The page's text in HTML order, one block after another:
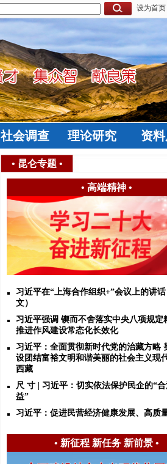
设为首页
社会调查 理论研究 资
• 昆仑专题 •
• 高端精神•
习近平在“上海合作组织+”会议上的讲
文）
习近平强调 锲而不舍落实中央八项规定
推进作风建设常态化长效化
习近平：全面贯彻新时代党的治藏方略
设团结富裕文明和谐美丽的社会主义现
西藏
尺 寸 | 习近平：切实依法保护民企的“
益”
习近平：促进民营经济健康发展、高质
• 新征程 新任务 新前景•